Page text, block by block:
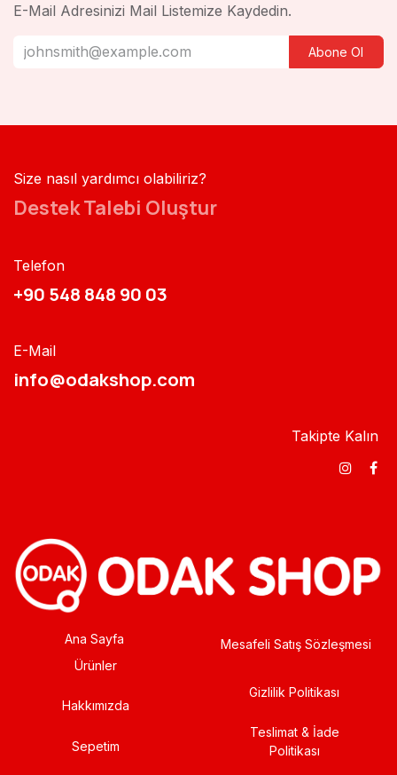
E-Mail Adresinizi Mail Listemize Kaydedin.
Abone Ol
Size nasıl yardımcı olabiliriz?
Destek Talebi Oluştur
Telefon
+90 548 848 90 03​​
E-Mail
info@odakshop.com​
Takipte Kalın
Ana Sayfa
Ürünler
Hakkımızda
Sepetim
Mesafeli Satış Sözleşmesi
Gizlilik Politikası
Teslimat & İade
Politikası